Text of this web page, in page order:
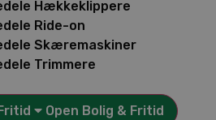
Hækkeklippere
Ride-on
Skæremaskiner
Trimmere
Open Bolig & Fritid